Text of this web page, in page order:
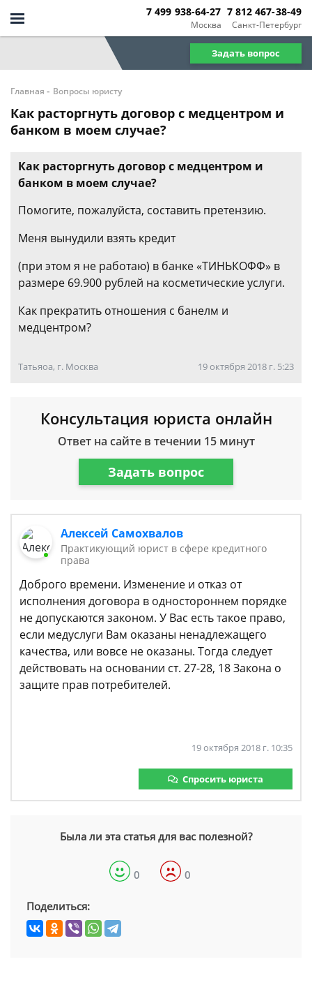
Москва
7 499 938-64-27
Санкт-Петербург
7 812 467-38-49
Задать вопрос
Главная - Вопросы юристу
Как расторгнуть договор с медцентром и
банком в моем случае?
Как расторгнуть договор с медцентром и
банком в моем случае?
Помогите, пожалуйста, составить претензию.
Меня вынудили взять кредит
(при этом я не работаю) в банке «ТИНЬКОФФ» в
размере 69.900 рублей на косметические услуги.
Как прекратить отношения с банелм и
медцентром?
Татьяоа, г. Москва 19 октября 2018 г. 5:23
Консультация юриста онлайн
Ответ на сайте в течении 15 минут
Задать вопрос
Алексей Самохвалов
Практикующий юрист в сфере кредитного
права
Доброго времени. Изменение и отказ от
исполнения договора в одностороннем порядке
не допускаются законом. У Вас есть такое право,
если медуслуги Вам оказаны ненадлежащего
качества, или вовсе не оказаны. Тогда следует
действовать на основании ст. 27-28, 18 Закона о
защите прав потребителей.
19 октября 2018 г. 10:35
Спросить юриста
Была ли эта статья для вас полезной?
0 0
Поделиться: